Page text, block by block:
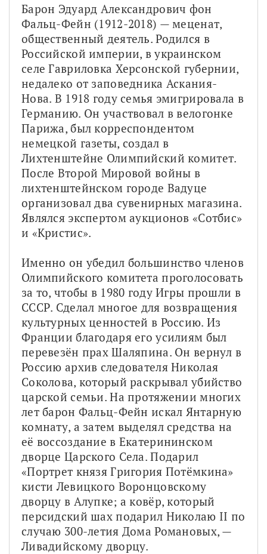
Барон Эдуард Александрович фон
Фальц-Фейн (1912-2018) — меценат,
общественный деятель. Родился в
Российской империи, в украинском
селе Гавриловка Херсонской губернии,
недалеко от заповедника Аскания-
Нова. В 1918 году семья эмигрировала в
Германию. Он участвовал в велогонке
Парижа, был корреспондентом
немецкой газеты, создал в
Лихтенштейне Олимпийский комитет.
После Второй Мировой войны в
лихтенштейнском городе Вадуце
организовал два сувенирных магазина.
Являлся экспертом аукционов «Сотбис»
и «Кристис».
Именно он убедил большинство членов
Олимпийского комитета проголосовать
за то, чтобы в 1980 году Игры прошли в
СССР. Сделал многое для возвращения
культурных ценностей в Россию. Из
Франции благодаря его усилиям был
перевезён прах Шаляпина. Он вернул в
Россию архив следователя Николая
Соколова, который раскрывал убийство
царской семьи. На протяжении многих
лет барон Фальц-Фейн искал Янтарную
комнату, а затем выделял средства на
её воссоздание в Екатерининском
дворце Царского Села. Подарил
«Портрет князя Григория Потёмкина»
кисти Левицкого Воронцовскому
дворцу в Алупке; а ковёр, который
персидский шах подарил Николаю II по
случаю 300-летия Дома Романовых, —
Ливадийскому дворцу.